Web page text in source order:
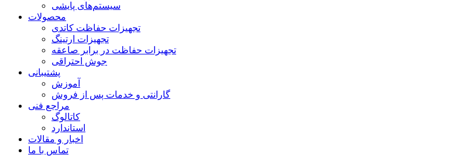
سیستم‌های پایشی
محصولات
تجهیزات حفاظت کاتدی
تجهیزات ارتینگ
تجهیزات حفاظت در برابر صاعقه
جوش احتراقی
پشتیبانی
آموزش
گارانتی و خدمات پس از فروش
مراجع فنی
کاتالوگ
استاندارد
اخبار و مقالات
تماس با ما